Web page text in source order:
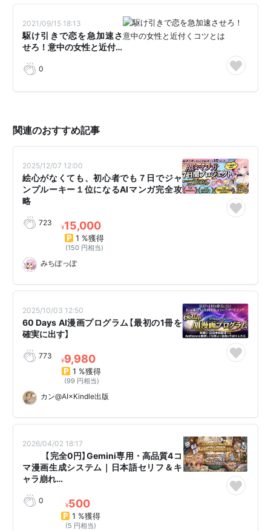
2021/09/15 18:13
駆け引きで恋を急加速さ
せろ！意中の女性と近付…
0
関連のおすすめ記事
2025/12/07 12:00
絵心がなくても、初心者でも７日でジャ
ンプルーキー１位になるAIマンガ完全攻
略
723 ¥15,000
1 %獲得
(150 円相当)
みちぽっぽ
2025/10/03 12:50
60 Days AI漫画プログラム【最初の1冊を
確実に出す】
773 ¥9,980
1 %獲得
(99 円相当)
カン@AI×Kindle出版
2026/04/02 18:17
🎨✨ 【完全0円】Gemini専用・高品質4コ
マ漫画生成システム｜日本語セリフ＆キ
ャラ崩れ…
0 ¥500
1 %獲得
(5 円相当)